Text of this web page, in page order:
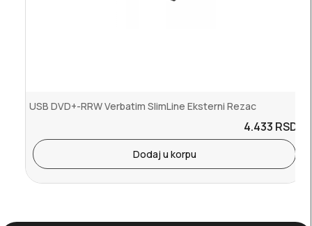
USB DVD+-RRW Verbatim SlimLine Eksterni Rezac
4.433 RSD.
Dodaj u korpu